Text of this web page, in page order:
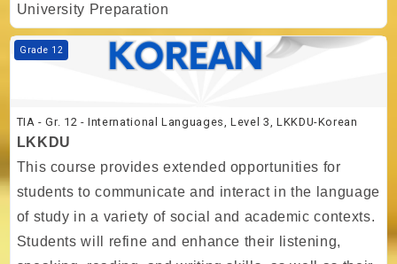
University Preparation
Kurs Görseli TIA - Gr. 12 - International Languages, Level 3, LKKDU-
Grade 12
TIA - Gr. 12 - International Languages, Level 3, LKKDU-Korean
LKKDU
This course provides extended opportunities for
students to communicate and interact in the language
of study in a variety of social and academic contexts.
Students will refine and enhance their listening,